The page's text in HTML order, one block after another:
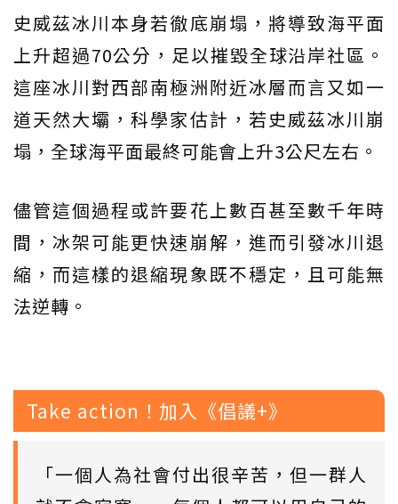
史威茲冰川本身若徹底崩塌，將導致海平面
上升超過70公分，足以摧毀全球沿岸社區。
這座冰川對西部南極洲附近冰層而言又如一
道天然大壩，科學家估計，若史威茲冰川崩
塌，全球海平面最終可能會上升3公尺左右。
儘管這個過程或許要花上數百甚至數千年時
間，冰架可能更快速崩解，進而引發冰川退
縮，而這樣的退縮現象既不穩定，且可能無
法逆轉。
Take action！加入《倡議+》
「一個人為社會付出很辛苦，但一群人